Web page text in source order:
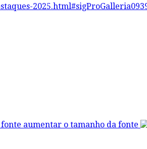
aumentar o tamanho da fonte